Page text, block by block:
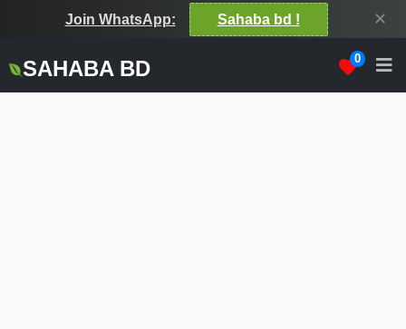
Join WhatsApp: Sahaba bd ! ✕
SAHABA BD 0